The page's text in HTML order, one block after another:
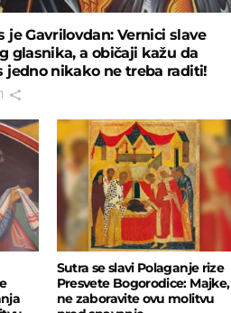
je Gavrilovdan: Vernici slave
glasnika, a običaji kažu da
jedno nikako ne treba raditi!
Sutra se slavi Polaganje rize
Presvete Bogorodice: Majke,
ne zaboravite ovu molitvu